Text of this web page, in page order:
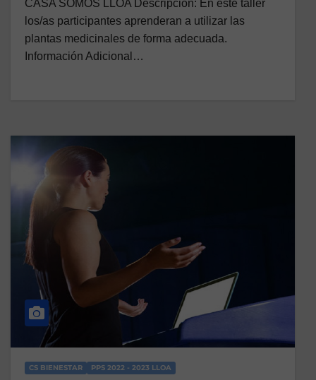
CASA SOMOS LLOA Descripción: En este taller
los/as participantes aprenderan a utilizar las
plantas medicinales de forma adecuada.
Información Adicional…
CS BIENESTAR PPS 2022 - 2023 LLOA